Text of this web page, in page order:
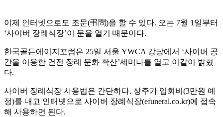
이제 인터넷으로도 조문(弔問)을 할 수 있다. 오는 7월 1일부터
‘사이버 장례식장’이 문을 열기 때문이다.
한국골든에이지포럼은 25일 서울 YWCA 강당에서 ‘사이버 공
간을 이용한 건전 장례 문화 확산’세미나를 열고 이같이 밝혔
다.
사이버 장례식장 사용법은 간단하다. 상주가 입회비(3만원 예
정)를 내고 인터넷으로 사이버 장례식장(efuneral.co.kr)에 접속
해 사용하면 된다.